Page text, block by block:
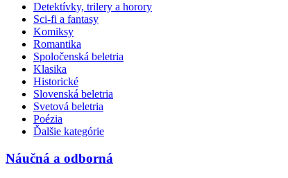
Detektívky, trilery a horory
Sci-fi a fantasy
Komiksy
Romantika
Spoločenská beletria
Klasika
Historické
Slovenská beletria
Svetová beletria
Poézia
Ďalšie kategórie
Náučná a odborná